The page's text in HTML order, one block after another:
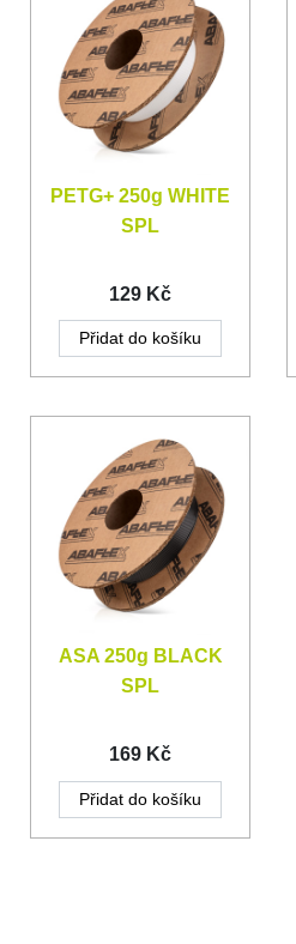
PETG+ 250g WHITE
SPL
129 Kč
Přidat do košíku
ASA 250g BLACK
SPL
169 Kč
Přidat do košíku